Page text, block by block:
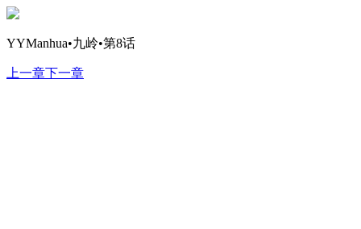
YYManhua•九岭•第8话
上一章下一章